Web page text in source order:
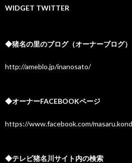
イ
WIDGET TWITTER
◆猪名の里のブログ（オーナーブログ）
http://ameblo.jp/inanosato/
◆オーナーFACEBOOKページ
https://www.facebook.com/
◆テレビ猪名川サイト内の検索